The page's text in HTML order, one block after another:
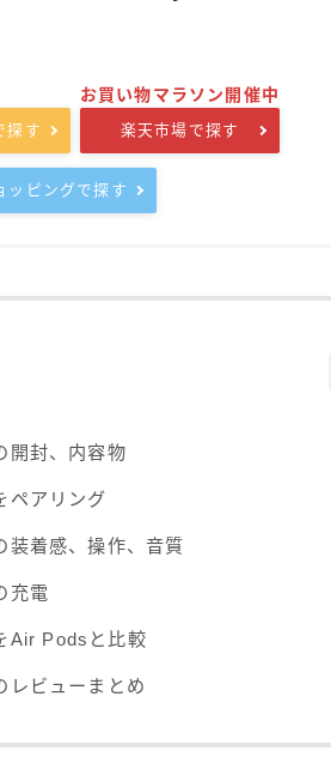
探す 楽天市場で探す
ッピングで探す
開封、内容物
ペアリング
着感、操作、音質
充電
Air Podsと比較
ビューまとめ